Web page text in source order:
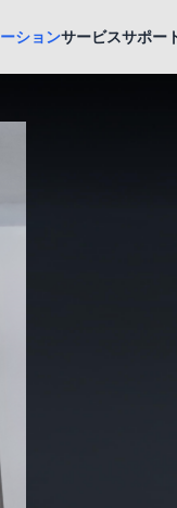
ションサービスサポー